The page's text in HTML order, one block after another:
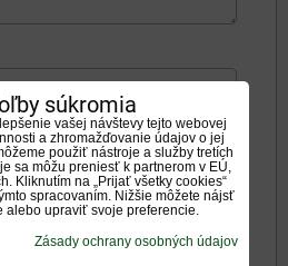
súkromia
vašej návštevy tejto webovej
a zhromažďovanie údajov o jej
použiť nástroje a služby tretích
sa môžu preniesť k partnerom v EÚ,
Kliknutím na „Prijať všetky cookies“
spracovaním. Nižšie môžete nájsť
alebo upraviť svoje preferencie.
Zásady ochrany osobných údajov